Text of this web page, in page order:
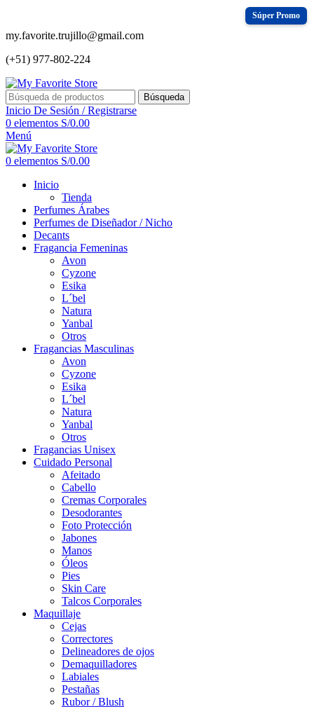
my.favorite.trujillo@gmail.com
(+51) 977-802-224
Búsqueda
Inicio De Sesión / Registrarse
0 elementos S/0.00
Menú
0 elementos S/0.00
Inicio
Tienda
Perfumes Árabes
Perfumes de Diseñador / Nicho
Decants
Fragancia Femeninas
Avon
Cyzone
Esika
L´bel
Natura
Yanbal
Otros
Fragancias Masculinas
Avon
Cyzone
Esika
L´bel
Natura
Yanbal
Otros
Fragancias Unisex
Cuidado Personal
Afeitado
Cabello
Cremas Corporales
Desodorantes
Foto Protección
Jabones
Manos
Óleos
Pies
Skin Care
Talcos Corporales
Maquillaje
Cejas
Correctores
Delineadores de ojos
Demaquilladores
Labiales
Pestañas
Rubor / Blush